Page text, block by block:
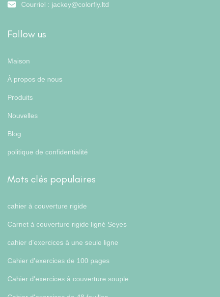
Courriel : jackey@colorfly.ltd
Follow us
Maison
À propos de nous
Produits
Nouvelles
Blog
politique de confidentialité
Mots clés populaires
cahier à couverture rigide
Carnet à couverture rigide ligné Seyes
cahier d'exercices à une seule ligne
Cahier d'exercices de 100 pages
Cahier d'exercices à couverture souple